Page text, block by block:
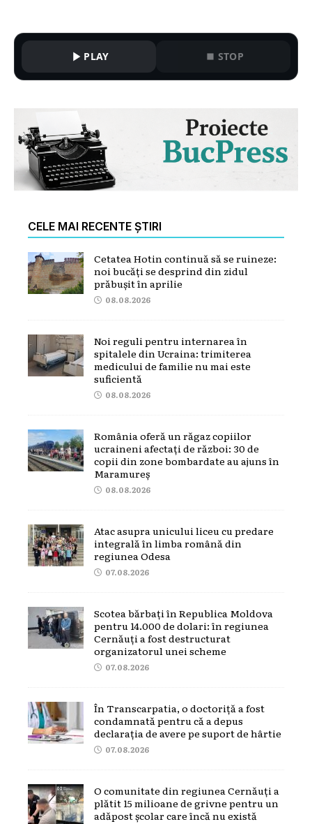
PLAY STOP
CELE MAI RECENTE ȘTIRI
Cetatea Hotin continuă să se ruineze:
noi bucăți se desprind din zidul
prăbușit în aprilie
08.08.2026
Noi reguli pentru internarea în
spitalele din Ucraina: trimiterea
medicului de familie nu mai este
suficientă
08.08.2026
România oferă un răgaz copiilor
ucraineni afectați de război: 30 de
copii din zone bombardate au ajuns în
Maramureș
08.08.2026
Atac asupra unicului liceu cu predare
integrală în limba română din
regiunea Odesa
07.08.2026
Scotea bărbați în Republica Moldova
pentru 14.000 de dolari: în regiunea
Cernăuți a fost destructurat
organizatorul unei scheme
07.08.2026
În Transcarpatia, o doctoriță a fost
condamnată pentru că a depus
declarația de avere pe suport de hârtie
07.08.2026
O comunitate din regiunea Cernăuți a
plătit 15 milioane de grivne pentru un
adăpost școlar care încă nu există